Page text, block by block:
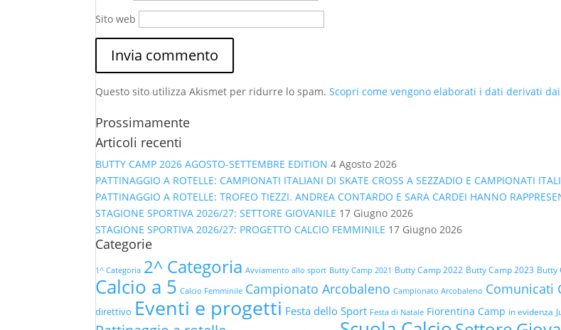
Sito web
Questo sito utilizza Akismet per ridurre lo spam.Scopri come vengono elaborati i dati derivati
Prossimamente
Articoli recenti
BUTTY CAMP 2026 AGOSTO-SETTEMBRE EDITION 4 Agosto 2026
PATTINAGGIO A ROTELLE: CAMPIONATI ITALIANI DI SKATE CROSS A SEZZADIO E CAMPIONATI
PATTINAGGIO A ROTELLE: TROFEO TIEZZI. ANDREA CONTARDO E SARA CARDEI HANNO
STAGIONE SPORTIVA 2026/27: SETTORE GIOVANILE 17 Giugno 2026
STAGIONE SPORTIVA 2026/27: PROGETTO CALCIO FEMMINILE 17 Giugno 2026
Categorie
1^ Categoria 2^ Categoria Avviamento allo sport Butty Camp 2021 Butty Camp 2022 Butty Camp 2023 Butty
Calcio a 5 Calcio Femminile Campionato Arcobaleno Campionato Arcobaleno Comunicati
direttivo Eventi e progetti Festa dello Sport Festa di Natale Fiorentina Camp in evidenza